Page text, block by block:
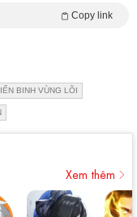
Copy link
BINH VÙNG LÕI
Xem thêm